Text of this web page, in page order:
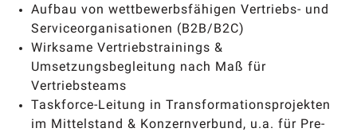
Aufbau von wettbewerbsfähigen Vertriebs- und
Serviceorganisationen (B2B/B2C)
Wirksame Vertriebstrainings &
Umsetzungsbegleitung nach Maß für
Vertriebsteams
Taskforce-Leitung in Transformationsprojekten
im Mittelstand & Konzernverbund, u.a. für Pre-